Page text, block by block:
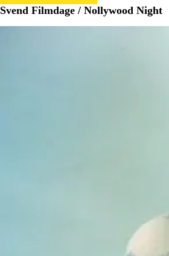
Svend Filmdage / Nollywood Night